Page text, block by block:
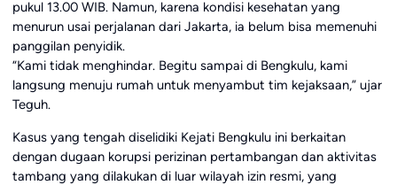
pukul 13.00 WIB. Namun, karena kondisi kesehatan yang
menurun usai perjalanan dari Jakarta, ia belum bisa memenuhi
panggilan penyidik.
“Kami tidak menghindar. Begitu sampai di Bengkulu, kami
langsung menuju rumah untuk menyambut tim kejaksaan,” ujar
Teguh.
Kasus yang tengah diselidiki Kejati Bengkulu ini berkaitan
dengan dugaan korupsi perizinan pertambangan dan aktivitas
tambang yang dilakukan di luar wilayah izin resmi, yang